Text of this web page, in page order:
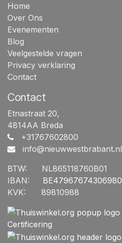
Home
Over Ons
Evenementen
Blog
Veelgestelde vragen
Privacy verklaring
Contact
Contact
Etnastraat 20,
4814AA Breda
+31767602800
info@nieuwwestbrabant.nl
BTW:
​NL865118760B01
IBAN:
​BE47967674306980
KVK:
​89810988
Certificering